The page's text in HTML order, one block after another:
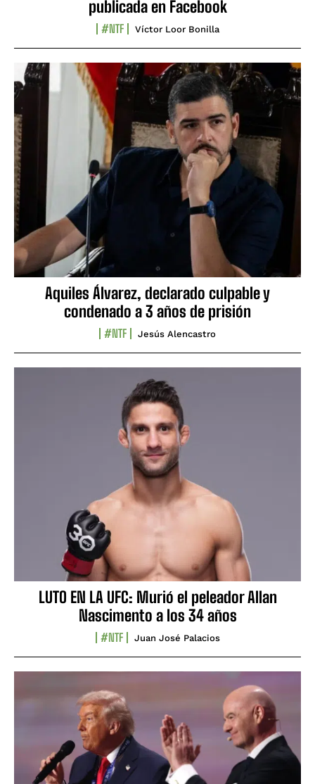
publicada en Facebook
#NTF Víctor Loor Bonilla
Aquiles Álvarez, declarado culpable y
condenado a 3 años de prisión
#NTF Jesús Alencastro
LUTO EN LA UFC: Murió el peleador Allan
Nascimento a los 34 años
#NTF Juan José Palacios